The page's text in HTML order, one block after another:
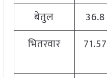
बेतुल
36.8
भितरवार
71.57